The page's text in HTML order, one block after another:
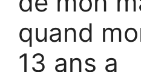
quand
13 ans a